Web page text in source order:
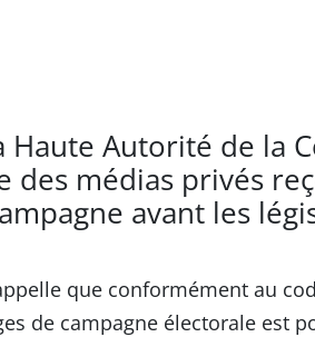
Haute Autorité de la
des médias privés
avant les
que conformément au
de campagne électorale est